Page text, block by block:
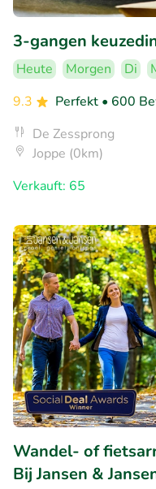
3-gangen
Heute Morgen Di
9.3
Perfekt • 600
De Zessprong
Joppe (0km)
Verkauft: 65
Wandel- of
Bij Jansen &